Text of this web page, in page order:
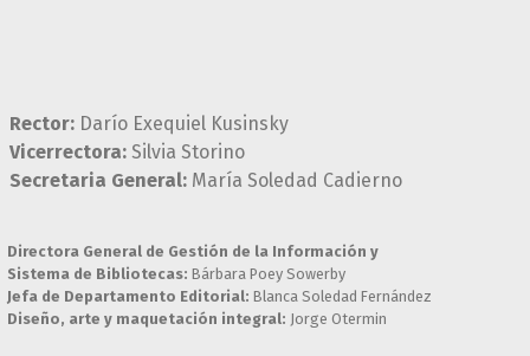
Rector: Darío Exequiel Kusinsky
Vicerrectora: Silvia Storino
Secretaria General: María Soledad Cadierno
Directora General de Gestión de la Información y
Sistema de Bibliotecas: Bárbara Poey Sowerby
Jefa de Departamento Editorial: Blanca Soledad Fernández
Diseño, arte y maquetación integral: Jorge Otermin